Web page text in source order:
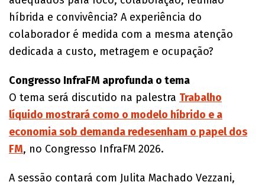
híbrida e convivência? A experiência do
colaborador é medida com a mesma atenção
dedicada a custo, metragem e ocupação?
Congresso InfraFM aprofunda o tema
O tema será discutido na palestra Trabalho
líquido mostrará como o modelo híbrido e a
economia sob demanda redesenham o papel dos
FM, no Congresso InfraFM 2026.
A sessão contará com Julita Machado Vezzani,